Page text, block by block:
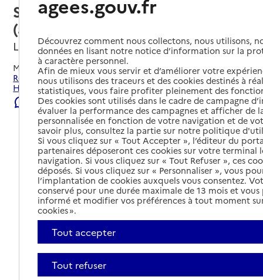
Service autonomie à domicile
(aide) – O2
Le Havre, SEINE-MARITIME
Mis à jour le23/07/2026
Rechercher les établissements et services autour de Le
Havre.
Signaler une erreur
agees.gouv.fr
Découvrez comment nous collectons, nous utilisons,
données en lisant notre notice d’information sur la
à caractère personnel.
Afin de mieux vous servir et d’améliorer votre
nous utilisons des traceurs et des cookies destinés à
statistiques, vous faire profiter pleinement des
Des cookies sont utilisés dans le cadre de campagne
évaluer la performance des campagnes et afficher de
personnalisée en fonction de votre navigation et de
savoir plus, consultez la partie sur notre politique
Si vous cliquez sur « Tout Accepter », l’éditeur du
partenaires déposeront ces cookies sur votre terminal
navigation. Si vous cliquez sur « Tout Refuser », ces
déposés. Si vous cliquez sur « Personnaliser », vous
l’implantation de cookies auxquels vous consentez.
conservé pour une durée maximale de 13 mois et
informé et modifier vos préférences à tout moment
cookies ».
Tout accepter
Tout refuser